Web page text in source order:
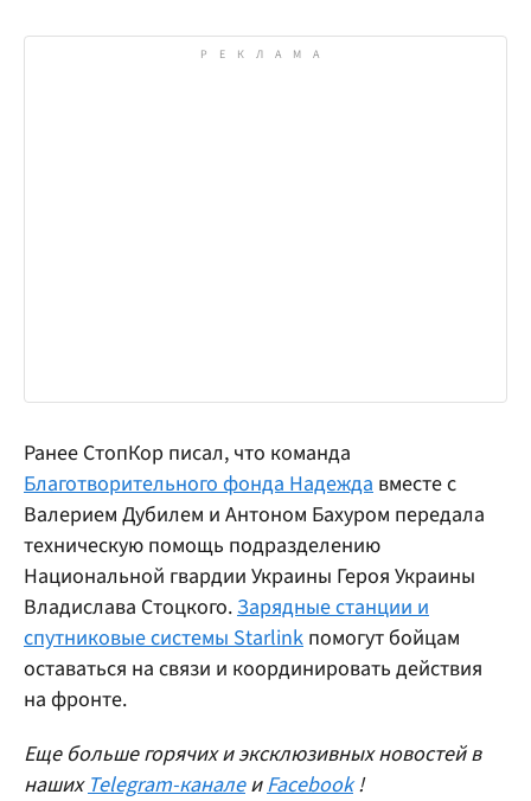
Ранее СтопКор писал, что команда
Благотворительного фонда Надежда вместе с
Валерием Дубилем и Антоном Бахуром передала
техническую помощь подразделению
Национальной гвардии Украины Героя Украины
Владислава Стоцкого. Зарядные станции и
спутниковые системы Starlink помогут бойцам
оставаться на связи и координировать действия
на фронте.
Еще больше горячих и эксклюзивных новостей в
наших Telegram-канале и Facebook !